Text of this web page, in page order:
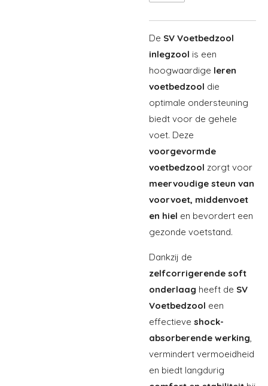
De SV Voetbedzool
inlegzool is een
hoogwaardige leren
voetbedzool die
optimale ondersteuning
biedt voor de gehele
voet. Deze
voorgevormde
voetbedzool zorgt voor
meervoudige steun van
voorvoet, middenvoet
en hiel en bevordert een
gezonde voetstand.
Dankzij de
zelfcorrigerende soft
onderlaag heeft de SV
Voetbedzool een
effectieve shock-
absorberende werking,
vermindert vermoeidheid
en biedt langdurig